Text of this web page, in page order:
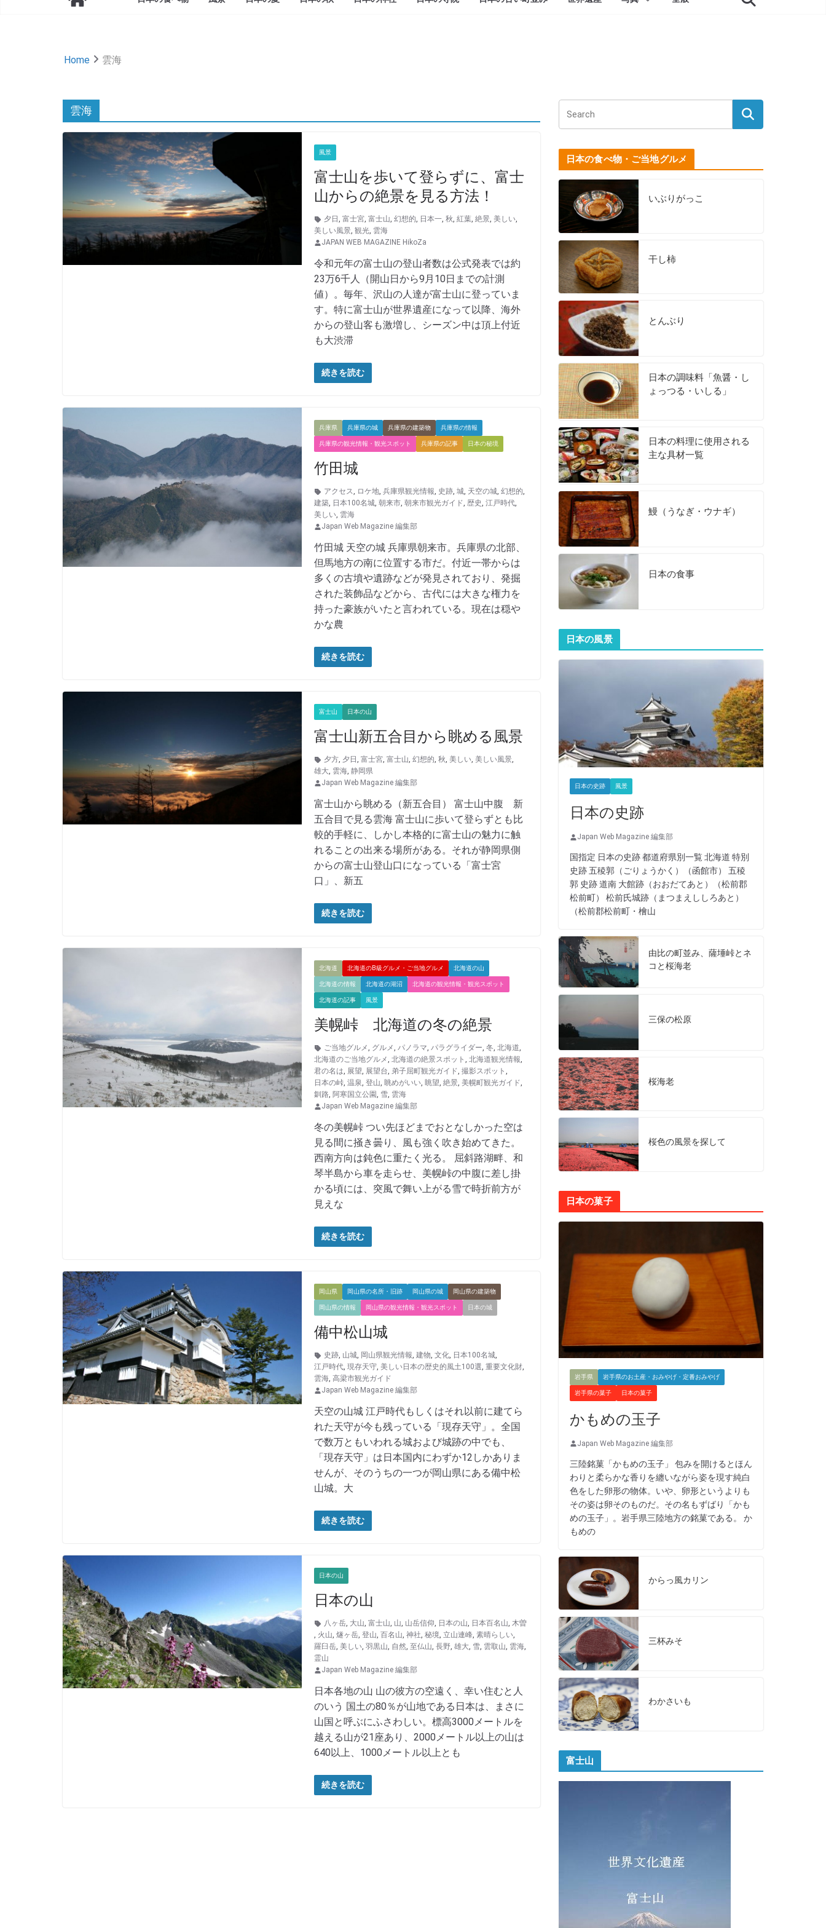
Home 雲海
雲海
風景
富士山を歩いて登らずに、富士
山からの絶景を見る方法！
夕日 , 富士宮, 富士山, 幻想的, 日本一, 秋, 紅葉, 絶景, 美しい,
美しい風景, 観光, 雲海
JAPAN WEB MAGAZINE HikoZa
令和元年の富士山の登山者数は公式発表では約
23万6千人（開山日から9月10日までの計測
値）。毎年、沢山の人達が富士山に登っていま
す。特に富士山が世界遺産になって以降、海外
からの登山客も激増し、シーズン中は頂上付近
も大渋滞
続きを読む
兵庫県 兵庫県の城 兵庫県の建築物 兵庫県の情報
兵庫県の観光情報・観光スポット 兵庫県の記事 日本の秘境
竹田城
アクセス, ロケ地, 兵庫県観光情報, 史跡, 城, 天空の城, 幻想的,
建築, 日本100名城, 朝来市, 朝来市観光ガイド, 歴史, 江戸時代,
美しい, 雲海
Japan Web Magazine 編集部
竹田城 天空の城 兵庫県朝来市。兵庫県の北部、
但馬地方の南に位置する市だ。付近一帯からは
多くの古墳や遺跡などが発見されており、発掘
された装飾品などから、古代には大きな権力を
持った豪族がいたと言われている。現在は穏や
かな農
続きを読む
富士山 日本の山
富士山新五合目から眺める風景
夕方, 夕日 , 富士宮, 富士山, 幻想的, 秋, 美しい, 美しい風景,
雄大, 雲海, 静岡県
Japan Web Magazine 編集部
富士山から眺める（新五合目） 富士山中腹 新
五合目で見る雲海 富士山に歩いて登らずとも比
較的手軽に、しかし本格的に富士山の魅力に触
れることの出来る場所がある。それが静岡県側
からの富士山登山口になっている「富士宮
口」、新五
続きを読む
北海道 北海道のB級グルメ・ご当地グルメ 北海道の山
北海道の情報 北海道の湖沼 北海道の観光情報・観光スポット
北海道の記事 風景
美幌峠 北海道の冬の絶景
ご当地グルメ, グルメ, パノラマ, パラグライダー, 冬, 北海道,
北海道のご当地グルメ, 北海道の絶景スポット , 北海道観光情報,
君の名は, 展望, 展望台, 弟子屈町観光ガイド, 撮影スポット ,
日本の峠, 温泉, 登山, 眺めがいい, 眺望, 絶景, 美幌町観光ガイド,
釧路, 阿寒国立公園, 雪, 雲海
Japan Web Magazine 編集部
冬の美幌峠 つい先ほどまでおとなしかった空は
見る間に掻き曇り、風も強く吹き始めてきた。
西南方向は鈍色に重たく光る。 屈斜路湖畔、和
琴半島から車を走らせ、美幌峠の中腹に差し掛
かる頃には、突風で舞い上がる雪で時折前方が
見えな
続きを読む
岡山県 岡山県の名所・旧跡 岡山県の城 岡山県の建築物
岡山県の情報 岡山県の観光情報・観光スポット 日本の城
備中松山城
史跡, 山城, 岡山県観光情報, 建物, 文化, 日本100名城,
江戸時代, 現存天守, 美しい日本の歴史的風土100選, 重要文化財,
雲海, 高梁市観光ガイド
Japan Web Magazine 編集部
天空の山城 江戸時代もしくはそれ以前に建てら
れた天守が今も残っている「現存天守」。全国
で数万ともいわれる城および城跡の中でも、
「現存天守」は日本国内にわずか12しかありま
せんが、そのうちの一つが岡山県にある備中松
山城。大
続きを読む
日本の山
日本の山
八ヶ岳, 大山, 富士山, 山, 山岳信仰, 日本の山, 日本百名山, 木曽
, 火山, 燧ヶ岳, 登山, 百名山, 神社, 秘境, 立山連峰, 素晴らしい,
羅臼岳, 美しい, 羽黒山, 自然, 至仏山, 長野, 雄大, 雪, 雲取山, 雲海,
霊山
Japan Web Magazine 編集部
日本各地の山 山の彼方の空遠く、幸い住むと人
のいう 国土の80％が山地である日本は、まさに
山国と呼ぶにふさわしい。標高3000メートルを
越える山が21座あり、2000メートル以上の山は
640以上、1000メートル以上とも
続きを読む
日本の食べ物・ご当地グルメ
いぶりがっこ
干し柿
とんぶり
日本の調味料「魚醤・し
ょっつる・いしる」
日本の料理に使用される
主な具材一覧
鰻（うなぎ・ウナギ）
日本の食事
日本の風景
日本の史跡 風景
日本の史跡
Japan Web Magazine 編集部
国指定 日本の史跡 都道府県別一覧 北海道 特別
史跡 五稜郭（ごりょうかく）（函館市） 五稜
郭 史跡 道南 大館跡（おおだてあと）（松前郡
松前町） 松前氏城跡（まつまえししろあと）
（松前郡松前町・檜山
由比の町並み、薩埵峠とネ
コと桜海老
三保の松原
桜海老
桜色の風景を探して
日本の菓子
岩手県 岩手県のお土産・おみやげ・定番おみやげ
岩手県の菓子 日本の菓子
かもめの玉子
Japan Web Magazine 編集部
三陸銘菓「かもめの玉子」 包みを開けるとほん
わりと柔らかな香りを纏いながら姿を現す純白
色をした卵形の物体。いや、卵形というよりも
その姿は卵そのものだ。その名もずばり「かも
めの玉子」。岩手県三陸地方の銘菓である。 か
もめの
からっ風カリン
三杯みそ
わかさいも
富士山